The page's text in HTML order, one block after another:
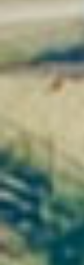
the
local